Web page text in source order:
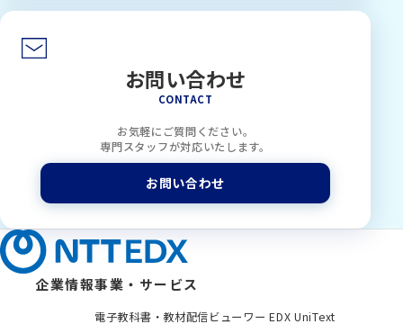
お問い合わせ
CONTACT
お気軽にご質問ください。
専門スタッフが対応いたします。
お問い合わせ
企業情報事業・サービス
電子教科書・教材配信ビューワー EDX UniText